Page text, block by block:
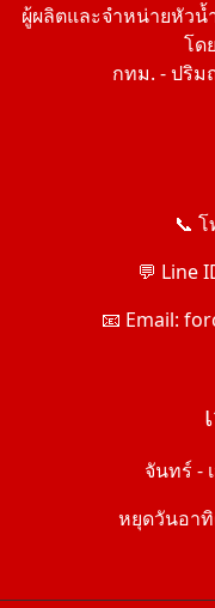
ผู้ผลิตและจำหน่ายหัว
โด
กทม. - ปริ
📞
💬 Line
📧 Email:
จันทร์ -
หยุดวันอา